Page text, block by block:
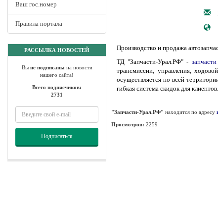
Ваш гос.номер
Правила портала
РАССЫЛКА НОВОСТЕЙ
Вы не подписанына новости
нашего сайта!
Всего подписчиков:
2731
Подписаться
Производство и продажа
ТД "Запчасти-Урал.РФ" -
трансмиссии, управления,
осуществляется по всей
гибкая система скидок для
"Запчасти-Урал.РФ" находится по адресу
Просмотров: 2259